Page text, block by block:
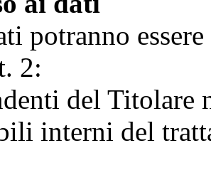
potranno
2:
del Titolare
interni del